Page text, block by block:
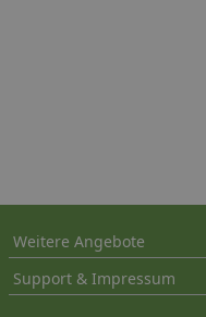
Weitere Angebote
Support & Impressum